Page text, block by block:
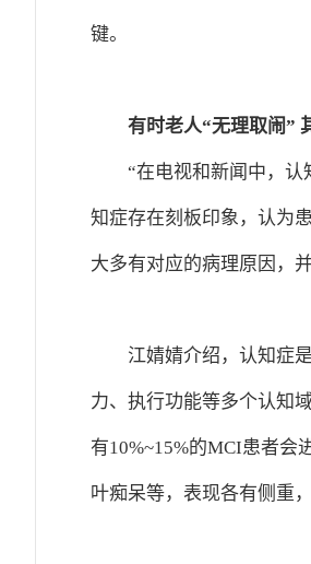
键。
有时老人“无理取闹”
“在电视和新闻中，认
知症存在刻板印象，认为
大多有对应的病理原因，
江婧婧介绍，认知症
力、执行功能等多个认知
有10%~15%的MCI患者会
叶痴呆等，表现各有侧重